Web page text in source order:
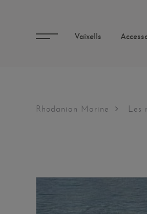
Vaixells
Rhodanian Marine Les